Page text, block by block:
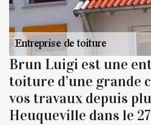
Brun Luigi est une
toiture d’une grande
vos travaux depuis
Heuqueville dans le